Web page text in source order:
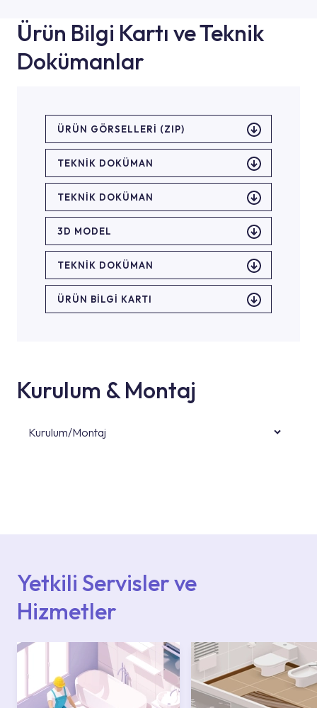
Ürün Bilgi Kartı ve Teknik
Dokümanlar
ÜRÜN GÖRSELLERI (ZIP)
TEKNİK DOKÜMAN
TEKNİK DOKÜMAN
3D MODEL
TEKNİK DOKÜMAN
ÜRÜN BILGI KARTI
Kurulum & Montaj
Kurulum/Montaj
Yetkili Servisler ve
Hizmetler